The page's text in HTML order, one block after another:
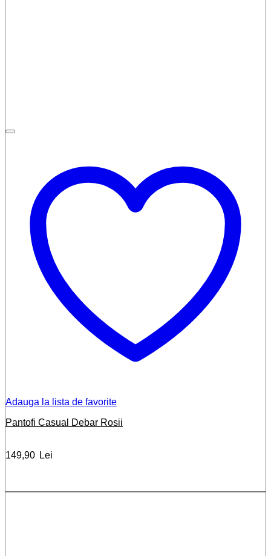
Adauga la lista de favorite
Pantofi Casual Debar Rosii
149,90 Lei